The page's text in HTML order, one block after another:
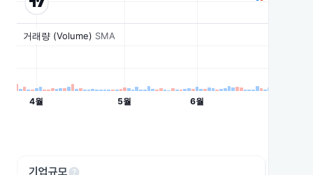
기업규모